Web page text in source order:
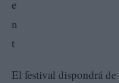
El festival dispondrá